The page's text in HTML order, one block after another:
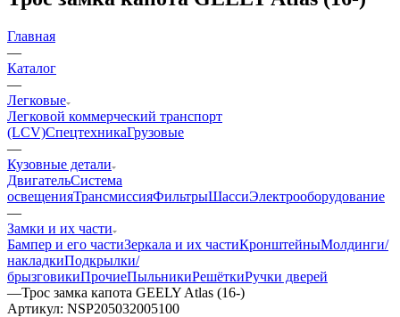
Главная
—
Каталог
—
Легковые
Легковой коммерческий транспорт
(LCV)СпецтехникаГрузовые
—
Кузовные детали
ДвигательСистема
освещенияТрансмиссияФильтрыШассиЭлектрооборудование
—
Замки и их части
Бампер и его частиЗеркала и их частиКронштейныМолдинги/
накладкиПодкрылки/
брызговикиПрочиеПыльникиРешёткиРучки дверей
—Трос замка капота GEELY Atlas (16-)
Артикул: NSP205032005100